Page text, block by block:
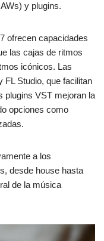
y plugins.
ofrecen capacidades
las cajas de ritmos
icónicos. Las
FL Studio, que facilitan
plugins VST mejoran la
opciones como
a los
desde house hasta
de la música